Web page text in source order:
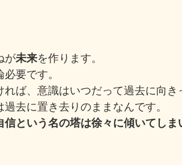
が未来を作ります。
要です。
ば、意識はいつだって過去に向き
去に置き去りのままなんです。
信という名の塔は徐々に傾いてしま